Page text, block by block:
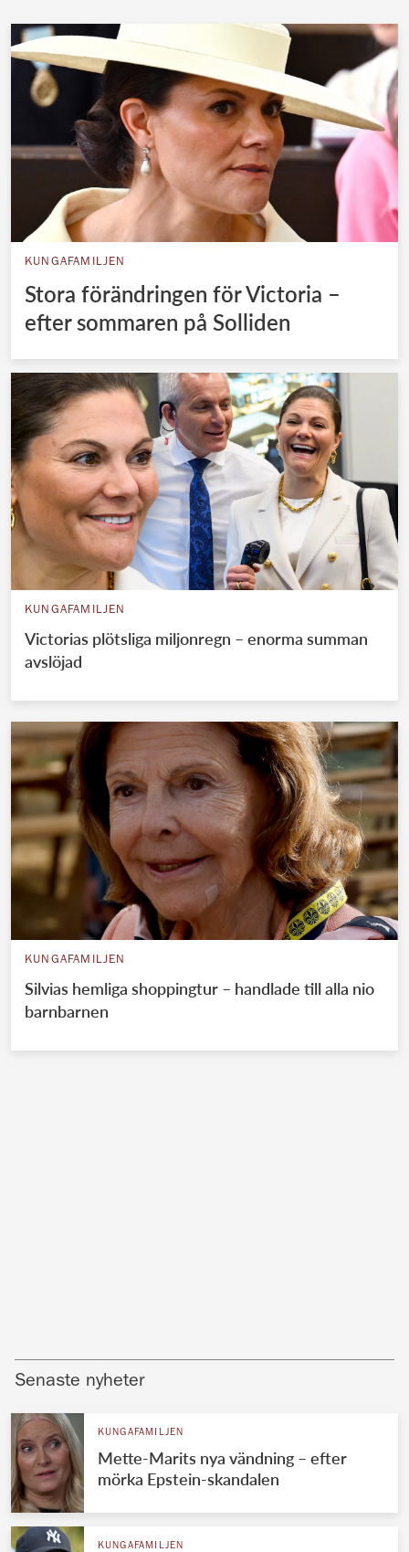
KUNGAFAMILJEN
Stora förändringen för Victoria –
efter sommaren på Solliden
KUNGAFAMILJEN
Victorias plötsliga miljonregn – enorma summan
avslöjad
KUNGAFAMILJEN
Silvias hemliga shoppingtur – handlade till alla nio
barnbarnen
Senaste nyheter
KUNGAFAMILJEN
Mette-Marits nya vändning – efter
mörka Epstein-skandalen
KUNGAFAMILJEN